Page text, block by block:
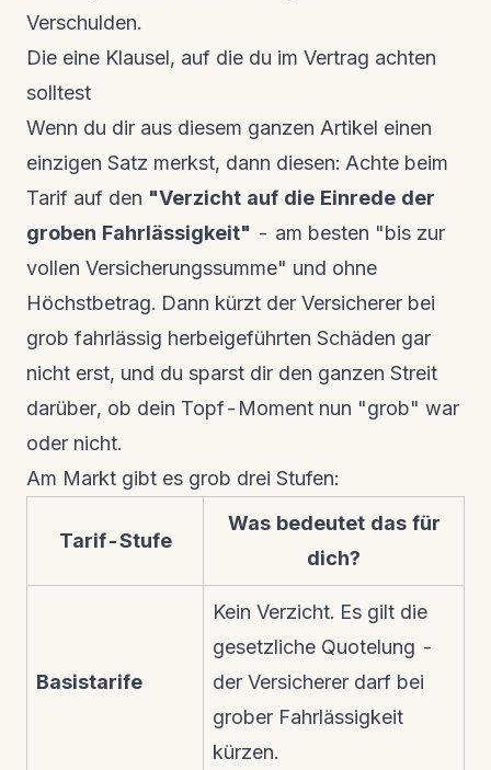
Verschulden.
Die eine Klausel, auf die du im Vertrag achten
solltest
Wenn du dir aus diesem ganzen Artikel einen
einzigen Satz merkst, dann diesen: Achte beim
Tarif auf den "Verzicht auf die Einrede der
groben Fahrlässigkeit" - am besten "bis zur
vollen Versicherungssumme" und ohne
Höchstbetrag. Dann kürzt der Versicherer bei
grob fahrlässig herbeigeführten Schäden gar
nicht erst, und du sparst dir den ganzen Streit
darüber, ob dein Topf-Moment nun "grob" war
oder nicht.
Am Markt gibt es grob drei Stufen:
Tarif-Stufe
Was bedeutet das für
dich?
Basistarife
Kein Verzicht. Es gilt die
gesetzliche Quotelung -
der Versicherer darf bei
grober Fahrlässigkeit
kürzen.